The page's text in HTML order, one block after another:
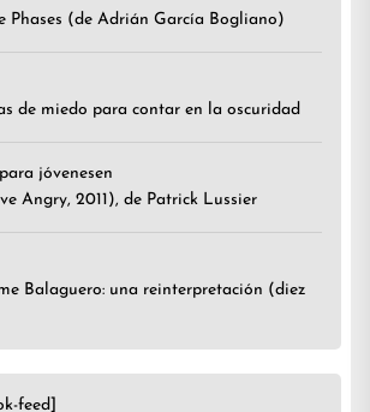
Phases (de Adrián García Bogliano)
de miedo para contar en la oscuridad
jóvenesen
Angry, 2011), de Patrick Lussier
Balaguero: una reinterpretación (diez
feed]